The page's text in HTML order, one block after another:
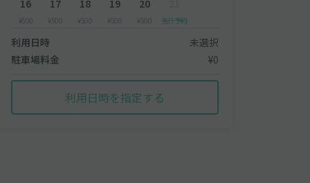
16
¥500
17
¥500
18
¥500
19
¥500
20
¥500 先行予約
利用日時
未選択
駐車場料金
¥0
利用日時を指定する